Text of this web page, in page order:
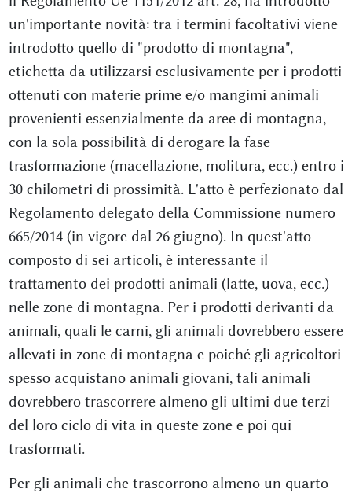
un'importante novità: tra i termini facoltativi viene
introdotto quello di "prodotto di montagna",
etichetta da utilizzarsi esclusivamente per i prodotti
ottenuti con materie prime e/o mangimi animali
provenienti essenzialmente da aree di montagna,
con la sola possibilità di derogare la fase
trasformazione (macellazione, molitura, ecc.) entro i
30 chilometri di prossimità. L'atto è perfezionato dal
Regolamento delegato della Commissione numero
665/2014 (in vigore dal 26 giugno). In quest'atto
composto di sei articoli, è interessante il
trattamento dei prodotti animali (latte, uova, ecc.)
nelle zone di montagna. Per i prodotti derivanti da
animali, quali le carni, gli animali dovrebbero essere
allevati in zone di montagna e poiché gli agricoltori
spesso acquistano animali giovani, tali animali
dovrebbero trascorrere almeno gli ultimi due terzi
del loro ciclo di vita in queste zone e poi qui
trasformati.
Per gli animali che trascorrono almeno un quarto